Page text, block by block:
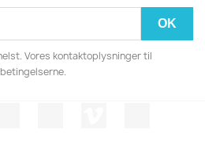
Vores kontaktoplysninger til